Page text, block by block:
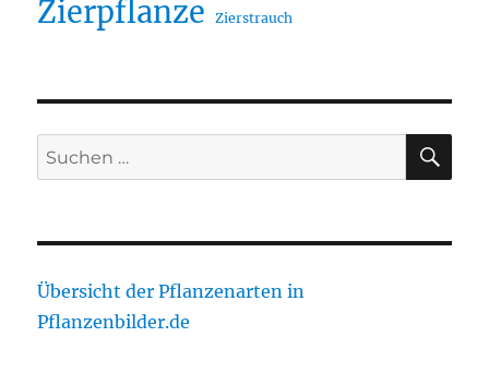
Zierpflanze Zierstrauch
Suche
nach:
Übersicht der Pflanzenarten in
Pflanzenbilder.de